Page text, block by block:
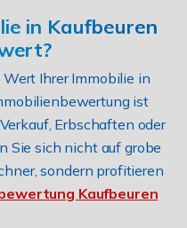
in Kaufbeuren
Ihrer Immobilie in
ist
Erbschaften oder
Sie sich nicht auf grobe
sondern profitieren
Kaufbeuren